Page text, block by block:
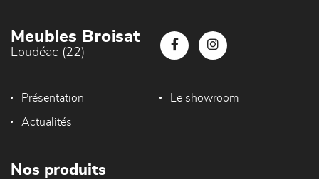
Meubles Broisat
Loudéac (22)
Présentation Le showroom
Actualités
Nos produits